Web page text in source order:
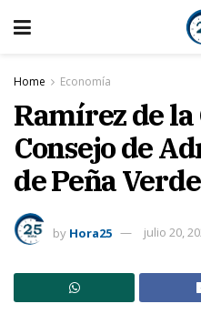
Home Economía
Ramírez de
Consejo de
de Peña Verde
by Hora25 julio 20,